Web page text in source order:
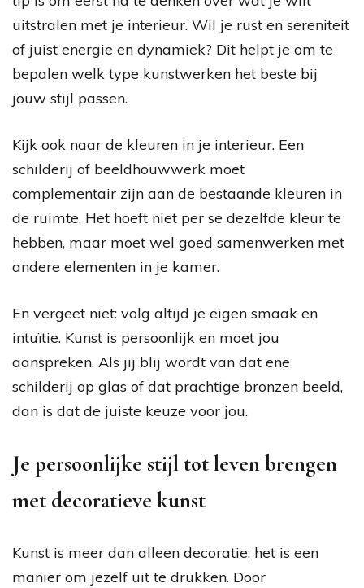
uitstralen met je interieur. Wil je rust en sereniteit
of juist energie en dynamiek? Dit helpt je om te
bepalen welk type kunstwerken het beste bij
jouw stijl passen.
Kijk ook naar de kleuren in je interieur. Een
schilderij of beeldhouwwerk moet
complementair zijn aan de bestaande kleuren in
de ruimte. Het hoeft niet per se dezelfde kleur te
hebben, maar moet wel goed samenwerken met
andere elementen in je kamer.
En vergeet niet: volg altijd je eigen smaak en
intuïtie. Kunst is persoonlijk en moet jou
aanspreken. Als jij blij wordt van dat ene
schilderij op glas of dat prachtige bronzen beeld,
dan is dat de juiste keuze voor jou.
Je persoonlijke stijl tot leven brengen
met decoratieve kunst
Kunst is meer dan alleen decoratie; het is een
manier om jezelf uit te drukken. Door